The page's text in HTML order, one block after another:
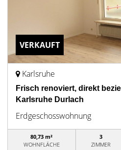
VERKAUFT
Karlsruhe
Frisch renoviert, direkt
Karlsruhe Durlach
Erdgeschosswohnung
80,73 m²
WOHNFLÄCHE
3
ZIMMER